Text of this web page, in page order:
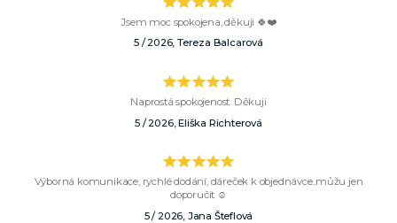
Jsem moc spokojena, děkuji 🍀❤️
5 / 2026, Tereza Balcarová
Naprostá spokojenost. Děkuji
5 / 2026, Eliška Richterová
Výborná komunikace, rychlé dodání, dáreček k objednávce..můžu jen
doporučit ☺️
5 / 2026, Jana Šteflová